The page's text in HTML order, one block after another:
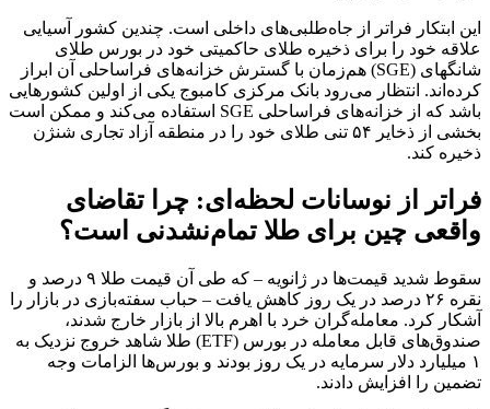
این ابتکار فراتر از جاه‌طلبی‌های داخلی است. چندین کشور آسیایی
علاقه خود را برای ذخیره طلای حاکمیتی خود در بورس طلای
شانگهای (SGE) هم‌زمان با گسترش خزانه‌های فراساحلی آن ابراز
کرده‌اند. انتظار می‌رود بانک مرکزی کامبوج یکی از اولین کشورهایی
باشد که از خزانه‌های فراساحلی SGE استفاده می‌کند و ممکن است
بخشی از ذخایر ۵۴ تنی طلای خود را در منطقه آزاد تجاری شنژن
ذخیره کند.
فراتر از نوسانات لحظه‌ای: چرا تقاضای
واقعی چین برای طلا تمام‌نشدنی است؟
سقوط شدید قیمت‌ها در ژانویه – که طی آن قیمت طلا ۹ درصد و
نقره ۲۶ درصد در یک روز کاهش یافت – حباب سفته‌بازی در بازار را
آشکار کرد. معامله‌گران خرد با اهرم بالا از بازار خارج شدند،
صندوق‌های قابل معامله در بورس (ETF) طلا شاهد خروج نزدیک به
۱ میلیارد دلار سرمایه در یک روز بودند و بورس‌ها الزامات وجه
تضمین را افزایش دادند.